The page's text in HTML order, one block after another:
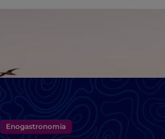
Enogastronomia